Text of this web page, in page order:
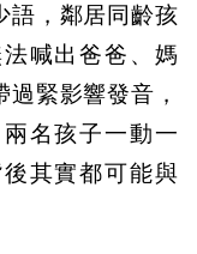
語，鄰居同齡孩
喊出爸爸、媽
緊影響發音，
名孩子一動一
其實都可能與